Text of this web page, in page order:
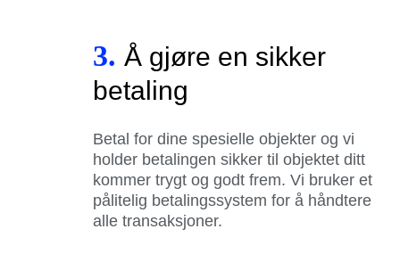
3. Å gjøre en sikker
betaling
Betal for dine spesielle objekter og vi
holder betalingen sikker til objektet ditt
kommer trygt og godt frem. Vi bruker et
pålitelig betalingssystem for å håndtere
alle transaksjoner.